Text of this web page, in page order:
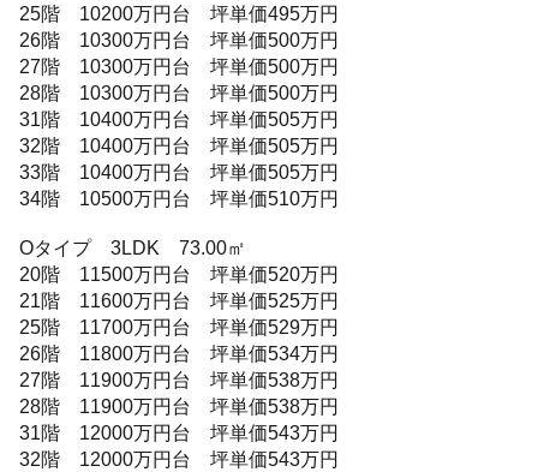
25階 10200万円台 坪単価495万円
26階 10300万円台 坪単価500万円
27階 10300万円台 坪単価500万円
28階 10300万円台 坪単価500万円
31階 10400万円台 坪単価505万円
32階 10400万円台 坪単価505万円
33階 10400万円台 坪単価505万円
34階 10500万円台 坪単価510万円
Oタイプ 3LDK 73.00㎡
20階 11500万円台 坪単価520万円
21階 11600万円台 坪単価525万円
25階 11700万円台 坪単価529万円
26階 11800万円台 坪単価534万円
27階 11900万円台 坪単価538万円
28階 11900万円台 坪単価538万円
31階 12000万円台 坪単価543万円
32階 12000万円台 坪単価543万円